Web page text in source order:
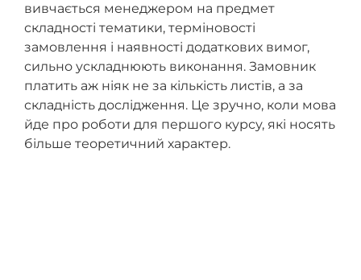
вивчається менеджером на предмет
складності тематики, терміновості
замовлення і наявності додаткових вимог,
сильно ускладнюють виконання. Замовник
платить аж ніяк не за кількість листів, а за
складність дослідження. Це зручно, коли мова
йде про роботи для першого курсу, які носять
більше теоретичний характер.